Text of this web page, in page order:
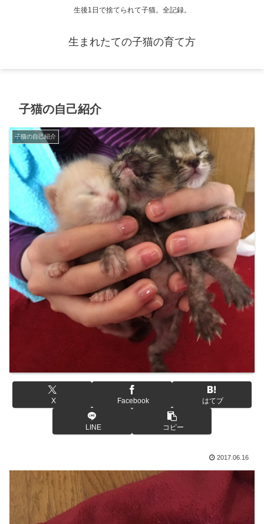
生後1日で捨てられて子猫。全記録。
生まれたての子猫の育て方
子猫の自己紹介
子猫の自己紹介
X Facebook はてブ
LINE コピー
2017.06.16